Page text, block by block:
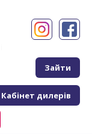
Зайти
Кабінет дилерів